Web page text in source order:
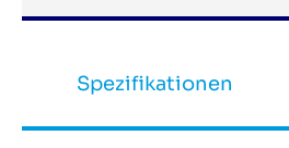
Spezifikationen